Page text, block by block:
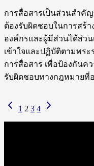
การสื่อสารเป็นส่วนสำคั
ต้องรับผิดชอบในการสร้
องค์กรและผู้มีส่วนได้ส่ว
เข้าใจและปฏิบัติตามพร
การสื่อสาร เพื่อป้องกันค
รับผิดชอบทางกฎหมายที่
1 2 3 4